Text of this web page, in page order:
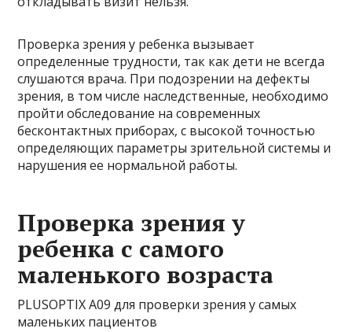
Проверка зрения у ребенка вызывает
определенные трудности, так как дети не всегда
слушаются врача. При подозрении на дефекты
зрения, в том числе наследственные, необходимо
пройти обследование на современных
бесконтактных приборах, с высокой точностью
определяющих параметры зрительной системы и
нарушения ее нормальной работы.
Проверка зрения у
ребенка с самого
маленького возраста
PLUSOPTIX A09 для проверки зрения у самых
маленьких пациентов